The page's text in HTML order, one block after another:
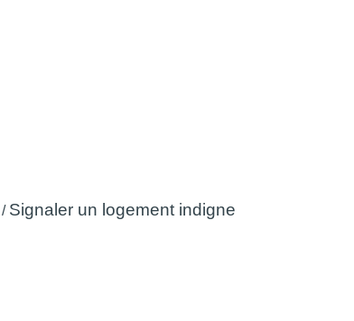
/ Signaler un logement indigne